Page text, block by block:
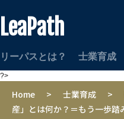
LeaPath
リーパスとは？ 士業育成
?>
Home > 士業育成 >
産」とは何か？＝もう一歩踏